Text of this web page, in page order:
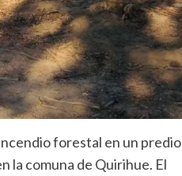
forestal en un predio
la comuna de Quirihue. El